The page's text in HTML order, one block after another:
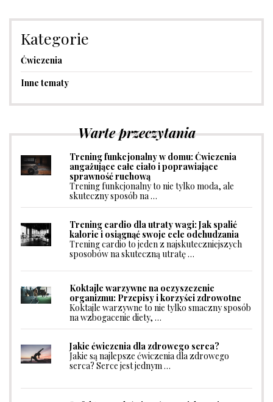
Kategorie
Ćwiczenia
Inne tematy
Warte przeczytania
Trening funkcjonalny w domu: Ćwiczenia
angażujące całe ciało i poprawiające
sprawność ruchową
Trening funkcjonalny to nie tylko moda, ale
skuteczny sposób na …
Trening cardio dla utraty wagi: Jak spalić
kalorie i osiągnąć swoje cele odchudzania
Trening cardio to jeden z najskuteczniejszych
sposobów na skuteczną utratę …
Koktajle warzywne na oczyszczenie
organizmu: Przepisy i korzyści zdrowotne
Koktajle warzywne to nie tylko smaczny sposób
na wzbogacenie diety, …
Jakie ćwiczenia dla zdrowego serca?
Jakie są najlepsze ćwiczenia dla zdrowego
serca? Serce jest jednym …